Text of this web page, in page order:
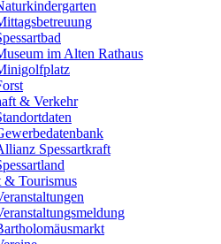
im Alten Rathaus
& Verkehr
Spessartkraft
& Tourismus